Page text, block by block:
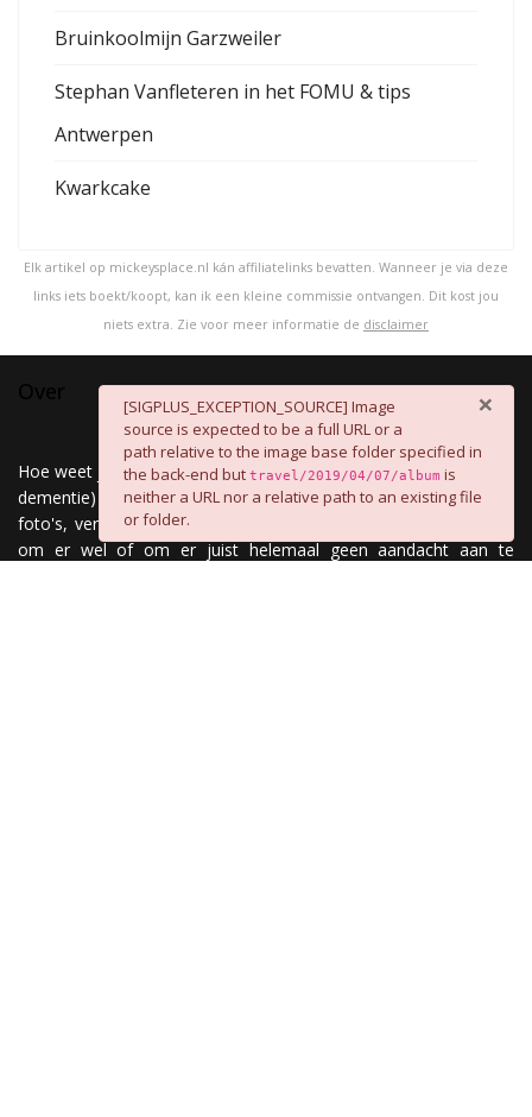
×
danger
[SIGPLUS_EXCEPTION_SOURCE] Image
source is expected to be a full URL or a
path relative to the image base folder specified in
the back-end but travel/2019/04/07/album is
neither a URL nor a relative path to an existing file
or folder.
Bruinkoolmijn Garzweiler
Stephan Vanfleteren in het FOMU & tips
Antwerpen
Kwarkcake
Elk artikel op mickeysplace.nl kán affiliatelinks bevatten. Wanneer je via deze
links iets boekt/koopt, kan ik een kleine commissie ontvangen. Dit kost jou
niets extra. Zie voor meer informatie de disclaimer
Hoe weet je zeker dat je zoveel mogelijk onthoudt (hallo digitale
dementie) en dat je anderen niet zult vervelen met nieuwe
foto's, verhalen en recepten? Maar dat iedereen kan besluiten
om er wel of om er juist helemaal geen aandacht aan te